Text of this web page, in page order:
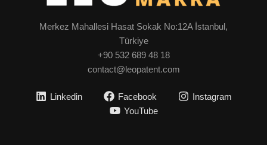
Merkez Mahallesi Hasat Sokak No:12A İstanbul,
Türkiye
+90 532 689 48 18
contact@leopatent.com
Linkedin Facebook
Instagram
YouTube